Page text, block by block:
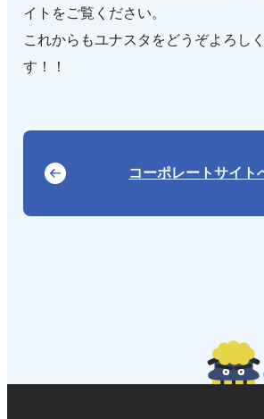
イトをご覧ください。
これからもユナスタをどうぞよろし
す！！
コーポレートサイト